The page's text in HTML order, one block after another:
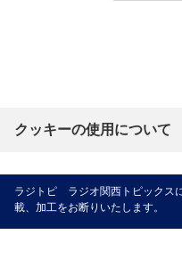
クッキーの使用について
ラジトピ ラジオ関西トピックス
載、加工をお断りいたします。